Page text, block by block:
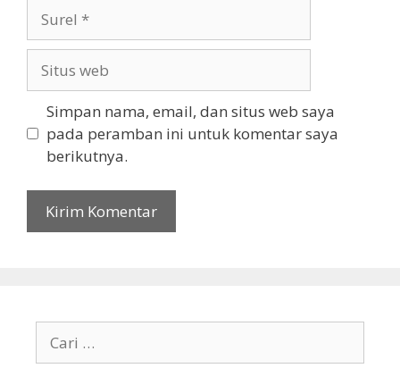
web
Simpan nama, email, dan situs web saya
pada peramban ini untuk komentar saya
berikutnya.
untuk: